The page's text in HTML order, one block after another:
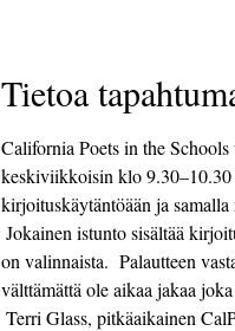
Tietoa
California Poets in the
keskiviikkoisin klo 9.30–10.30
kirjoituskäytäntöään ja
on valinnaista.  Palautteen
välttämättä ole aikaa jakaa